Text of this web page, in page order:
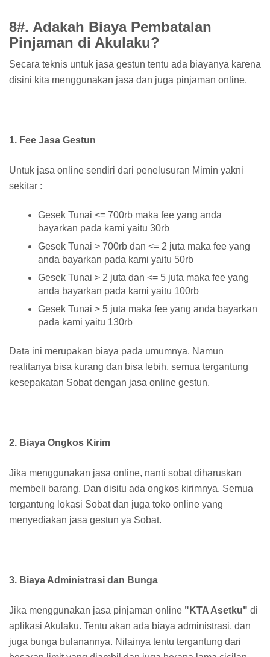
8#. Adakah Biaya Pembatalan
Pinjaman di Akulaku?
Secara teknis untuk jasa gestun tentu ada biayanya karena
disini kita menggunakan jasa dan juga pinjaman online.
1. Fee Jasa Gestun
Untuk jasa online sendiri dari penelusuran Mimin yakni
sekitar :
Gesek Tunai <= 700rb maka fee yang anda
bayarkan pada kami yaitu 30rb
Gesek Tunai > 700rb dan <= 2 juta maka fee yang
anda bayarkan pada kami yaitu 50rb
Gesek Tunai > 2 juta dan <= 5 juta maka fee yang
anda bayarkan pada kami yaitu 100rb
Gesek Tunai > 5 juta maka fee yang anda bayarkan
pada kami yaitu 130rb
Data ini merupakan biaya pada umumnya. Namun
realitanya bisa kurang dan bisa lebih, semua tergantung
kesepakatan Sobat dengan jasa online gestun.
2. Biaya Ongkos Kirim
Jika menggunakan jasa online, nanti sobat diharuskan
membeli barang. Dan disitu ada ongkos kirimnya. Semua
tergantung lokasi Sobat dan juga toko online yang
menyediakan jasa gestun ya Sobat.
3. Biaya Administrasi dan Bunga
Jika menggunakan jasa pinjaman online "KTA Asetku" di
aplikasi Akulaku. Tentu akan ada biaya administrasi, dan
juga bunga bulanannya. Nilainya tentu tergantung dari